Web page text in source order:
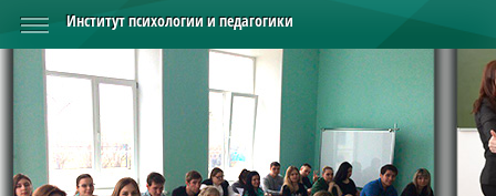
Институт психологии и педагогики